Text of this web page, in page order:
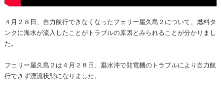
４月２８日、自力航行できなくなったフェリー屋久島２について、燃料タ
ンクに海水が流入したことがトラブルの原因とみられることが分かりまし
た。
フェリー屋久島２は４月２８日、垂水沖で発電機のトラブルにより自力航
行できず漂流状態になりました。